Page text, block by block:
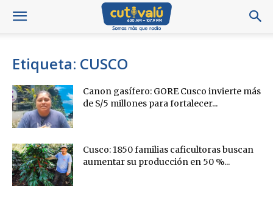
Etiqueta: CUSCO
Canon gasífero: GORE Cusco invierte más
de S/5 millones para fortalecer...
Cusco: 1850 familias caficultoras buscan
aumentar su producción en 50 %...